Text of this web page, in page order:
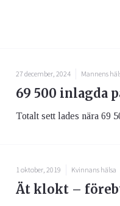
27 december, 2024 Mannens
69 500 inlagda
Totalt sett lades nära 69
1 oktober, 2019 Kvinnans hälsa
Ät klokt –